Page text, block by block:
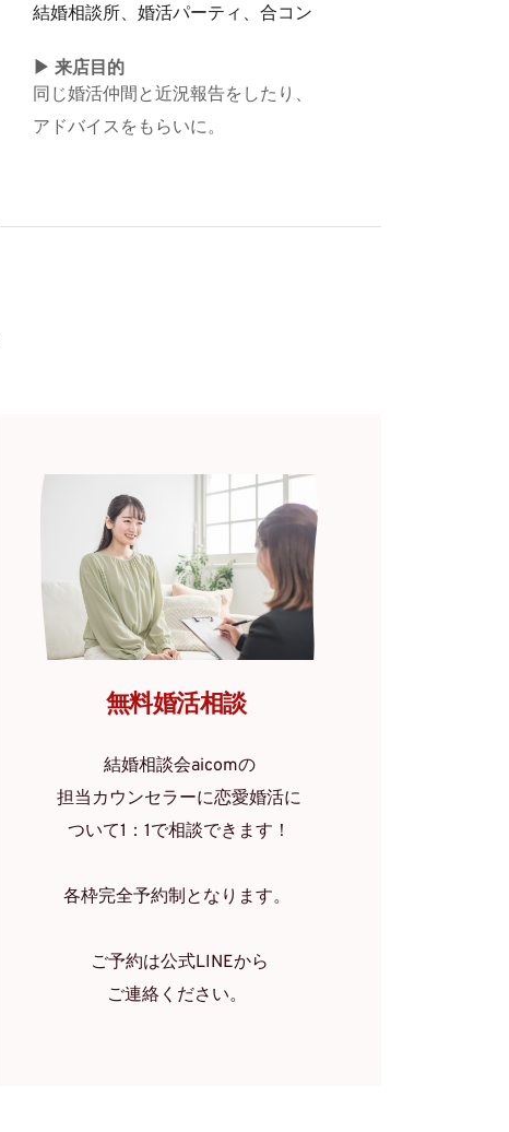
結婚相談所、婚活パーティ、合コン
▶︎ 来店目的
同じ婚活仲間と近況報告をしたり、
アドバイスをもらいに。
無料婚活相談
結婚相談会aicomの
担当カウンセラーに恋愛婚活に
ついて1：1で相談できます！
各枠完全予約制となります。
ご予約は公式LINEから
ご連絡ください。